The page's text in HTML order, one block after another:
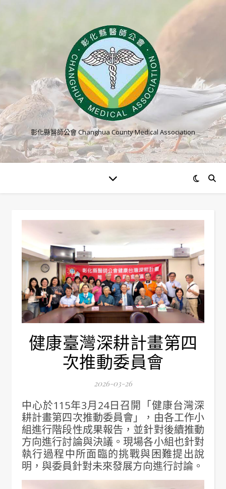
彰化縣醫師公會 Changhua County Medical Association
健康臺灣深耕計畫第四
次推動委員會
2026-03-26
中心於115年3月24日召開「健康台灣深
耕計畫第四次推動委員會」，由各工作小
組進行階段性成果報告，並針對後續推動
方向進行討論與決議。現場各小組也針對
執行過程中所面臨的挑戰與困難提出說
明，與委員針對未來發展方向進行討論。